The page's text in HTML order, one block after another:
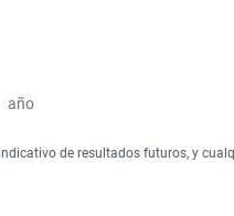
año
de resultados futuros, y